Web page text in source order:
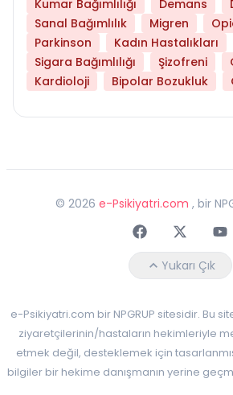
Kumar Bağımlılığı
Demans
Sanal Bağımlılık
Migren
Parkinson
Kadın Hastalıkları
Sigara Bağımlılığı
Şizofreni
Kardioloji
Bipolar Bozukluk
© 2026 e-Psikiyatri.com , bir
FaceebokTwitter
Yukarı Çık
e-Psikiyatri.com bir NPGRUP sitesidir. Bu
ziyaretçilerinin/hastaların hekimleriyle
etmek değil, desteklemek için
bilgiler bir hekime danışmanın yerine